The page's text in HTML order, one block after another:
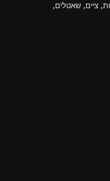
ציים, שאטלים,